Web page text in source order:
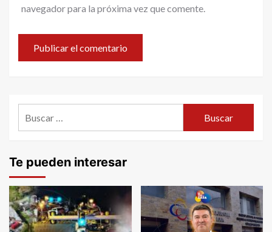
navegador para la próxima vez que comente.
Te pueden interesar